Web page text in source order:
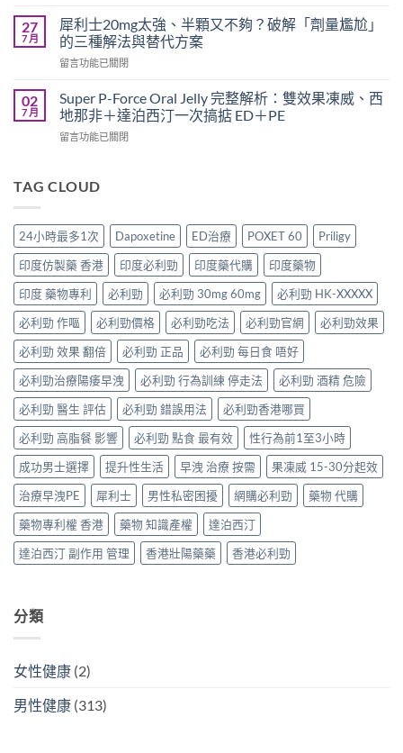
指
南：
港
性
必
讀
安
與
療
效
評
估〉
中
犀
利
士
一
吃
嗎？
師
解
用
條
件、
風
險
與
安
全
指
南〉
中
度
超
級
犀
士
全
解
析：
合
何
同
時
解
決
勃
起
功
能
障
礙
與
早
洩〉
中
27
7 月
犀利士20mg太強、半顆又不夠？破解「劑量尷尬」
的三種解法與替代方案
在
利
士
20mg
太
顆
夠？
破
解
「劑
量
尷
尬」
的
三
種
解
法
與
替
代
方
案〉
中
留言功能已關閉
02
7 月
Super P-Force Oral Jelly 完整解析：雙效果凍威、西
地那非＋達泊西汀一次搞掂 ED＋PE
在
Force
完
整
解
析：
雙
效
果
凍
威、
西
地
那
非
＋
達
泊
西
汀
一
次
搞
掂
ED
留言功能已關閉
TAG CLOUD
24小時最多1次 Dapoxetine ED治療 POXET 60
Priligy
印度仿製藥 香港
印度必利勁 印度藥代購
印度藥物
印度 藥物專利
必利勁 必利勁 30mg 60mg
必利勁 HK-XXXXX
必利勁 作嘔
必利勁價格 必利勁吃法 必利勁官網
必利勁效果
必利勁 效果 翻倍
必利勁 正品
必利勁 每日食 唔好
必利勁治療陽痿早洩
必利勁 行為訓練 停走法
必利勁 酒精 危險
必利勁 醫生 評估
必利勁 錯誤用法
必利勁香港哪買
必利勁 高脂餐 影響
必利勁 點食 最有效
性行為前1至3小時
成功男士選擇
提升性生活 早洩 治療 按需
果凍威 15-30分起效
治療早洩PE
犀利士 男性私密困擾 網購必利勁
藥物 代購
藥物專利權 香港
藥物 知識產權
達泊西汀
達泊西汀 副作用 管理
香港壯陽藥藥 香港必利勁
分類
女性健康 (2)
男性健康 (313)